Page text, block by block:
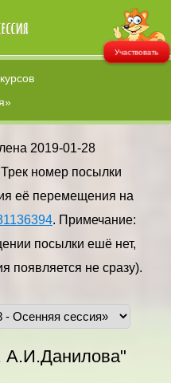
Участвовать
2019-01-28
номер посылки
её перемещения на
. Примечание:
посылки ешё нет,
появляется не сразу).